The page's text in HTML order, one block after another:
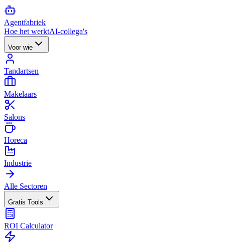
Agentfabriek
Hoe het werktAI-collega's
Voor wie
Tandartsen
Makelaars
Salons
Horeca
Industrie
Alle Sectoren
Gratis Tools
ROI Calculator